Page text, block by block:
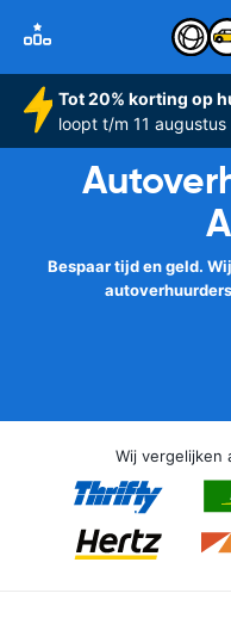
Tot 20% korting op
loopt t/m 11
Bespaar tijd en geld.
Wij vergelijken